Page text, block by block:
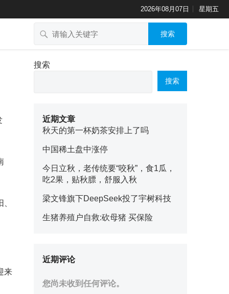
2026年08月07日 星期五
搜索
来
搜索
搜索
近期文章
秋天的第一杯奶茶安排上了吗
中国稀土盘中涨停
今日立秋，老传统要“咬秋”，食1瓜，
吃2果，贴秋膘，舒服入秋
梁文锋旗下DeepSeek投了宇树科技
生猪养殖户自救:砍母猪 买保险
近期评论
您尚未收到任何评论。